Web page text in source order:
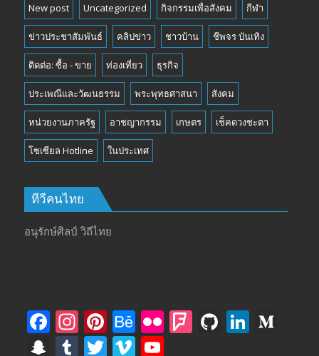
New post Uncategorized กิจกรรมเพื่อสังคม กีฬา
ข่าวประชาสัมพันธ์ คลิปข่าว ชาวบ้าน ชีพจร บันเทิง
ติดต่อ: ซื้อ - ขาย ท่องเที่ยว ธุรกิจ
ประเพณีและวัฒนธรรม พระพุทธศาสนา สังคม
หน่วยงานภาครัฐ อาชญากรรม เกษตร เช็คดวงชะตา
โซเซียล Hotline ในประเทศ
ทีวีคนไทย
อนุรักษ์ศิลป์ วิถีไทย
F
ac
In
st
Pi
nt
B
e
Fli F Gi Li
S T T Vi